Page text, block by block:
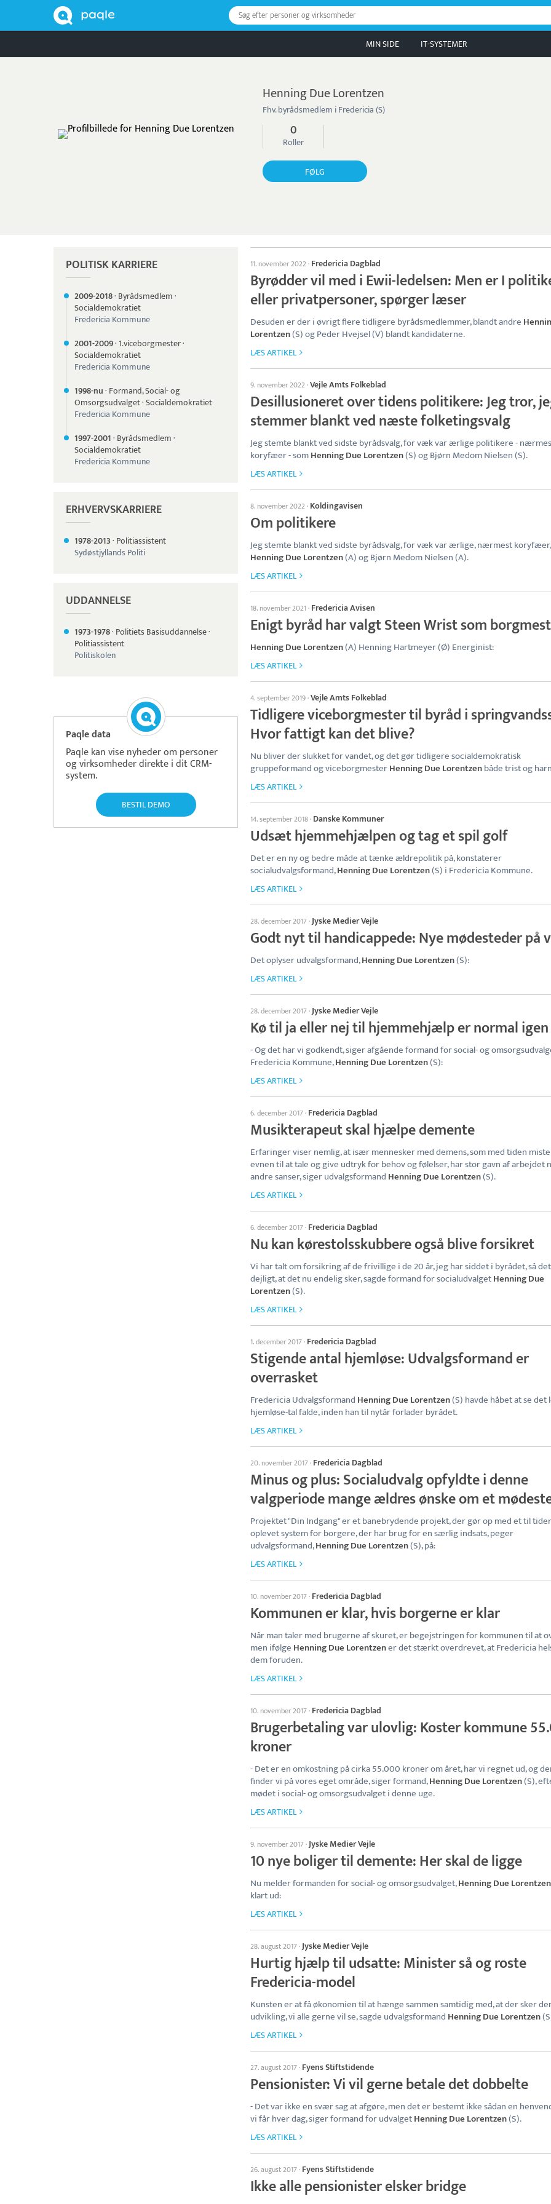
Søg efter personer og virksomheder
MIN SIDE IT-SYSTEMER
Henning Due Lorentzen
Fhv. byrådsmedlem i Fredericia (S)
0
Roller
FØLG
POLITISK KARRIERE
2009-2018· Byrådsmedlem·
Socialdemokratiet
Fredericia Kommune
2001-2009· 1.viceborgmester·
Socialdemokratiet
Fredericia Kommune
1998-nu· Formand, Social- og
Omsorgsudvalget·Socialdemokratiet
Fredericia Kommune
1997-2001· Byrådsmedlem·
Socialdemokratiet
Fredericia Kommune
ERHVERVSKARRIERE
1978-2013· Politiassistent
Sydøstjyllands Politi
UDDANNELSE
1973-1978· Politiets Basisuddannelse·
Politiassistent
Politiskolen
Paqle data
Paqle kan vise nyheder om personer
og virksomheder direkte i dit CRM-
system.
BESTIL DEMO
11. november 2022· Fredericia Dagblad
Byrødder vil med i Ewii-ledelsen: Men er I
eller privatpersoner, spørger læser
Desuden er der i øvrigt flere tidligere byrådsmedlemmer, blandt andre
Lorentzen(S) og Peder Hvejsel (V) blandt kandidaterne.
LÆS ARTIKEL
9. november 2022·Vejle Amts Folkeblad
Desillusioneret over tidens politikere: Jeg tror,
stemmer blankt ved næste folketingsvalg
Jeg stemte blankt ved sidste byrådsvalg, for væk var ærlige politikere -
koryfæer - somHenning Due Lorentzen(S) og Bjørn Medom Nielsen (S).
LÆS ARTIKEL
8. november 2022· Koldingavisen
Om politikere
Jeg stemte blankt ved sidste byrådsvalg, for væk var ærlige, nærmest
Henning Due Lorentzen(A) og Bjørn Medom Nielsen (A).
LÆS ARTIKEL
18. november 2021· Fredericia Avisen
Enigt byråd har valgt Steen Wrist som
Henning Due Lorentzen(A) Henning Hartmeyer (Ø) Energinist:
LÆS ARTIKEL
4. september 2019·Vejle Amts Folkeblad
Tidligere viceborgmester til byråd i
Hvor fattigt kan det blive?
Nu bliver der slukket for vandet, og det gør tidligere socialdemokratisk
gruppeformand og viceborgmesterHenning Due Lorentzenbåde trist og
LÆS ARTIKEL
14. september 2018· Danske Kommuner
Udsæt hjemmehjælpen og tag et spil golf
Det er en ny og bedre måde at tænke ældrepolitik på, konstaterer
socialudvalgsformand,Henning Due Lorentzen(S) i Fredericia Kommune.
LÆS ARTIKEL
28. december 2017·Jyske Medier Vejle
Godt nyt til handicappede: Nye mødesteder på
Det oplyser udvalgsformand,Henning Due Lorentzen(S):
LÆS ARTIKEL
28. december 2017·Jyske Medier Vejle
Kø til ja eller nej til hjemmehjælp er normal igen
- Og det har vi godkendt, siger afgående formand for social- og
Fredericia Kommune,Henning Due Lorentzen(S):
LÆS ARTIKEL
6. december 2017· Fredericia Dagblad
Musikterapeut skal hjælpe demente
Erfaringer viser nemlig, at især mennesker med demens, som med tiden
evnen til at tale og give udtryk for behov og følelser, har stor gavn af arbejdet
andre sanser, siger udvalgsformand Henning Due Lorentzen(S).
LÆS ARTIKEL
6. december 2017· Fredericia Dagblad
Nu kan kørestolsskubbere også blive forsikret
Vi har talt om forsikring af de frivillige i de 20 år, jeg har siddet i byrådet, så
dejligt, at det nu endelig sker, sagde formand for socialudvalgetHenning Due
Lorentzen(S).
LÆS ARTIKEL
1. december 2017· Fredericia Dagblad
Stigende antal hjemløse: Udvalgsformand er
overrasket
Fredericia Udvalgsformand Henning Due Lorentzen(S) havde håbet at se det
hjemløse-tal falde, inden han til nytår forlader byrådet.
LÆS ARTIKEL
20. november 2017· Fredericia Dagblad
Minus og plus: Socialudvalg opfyldte i denne
valgperiode mange ældres ønske om et
Projektet "Din Indgang" er et banebrydende projekt, der gør op med et til
oplevet system for borgere, der har brug for en særlig indsats, peger
udvalgsformand,Henning Due Lorentzen(S), på:
LÆS ARTIKEL
10. november 2017· Fredericia Dagblad
Kommunen er klar, hvis borgerne er klar
Når man taler med brugerne af skuret, er begejstringen for kommunen til at
men ifølge Henning Due Lorentzener det stærkt overdrevet, at Fredericia
dem foruden.
LÆS ARTIKEL
10. november 2017· Fredericia Dagblad
Brugerbetaling var ulovlig: Koster kommune
kroner
- Det er en omkostning på cirka 55.000 kroner om året, har vi regnet ud, og
finder vi på vores eget område, siger formand,Henning Due Lorentzen(S),
mødet i social- og omsorgsudvalget i denne uge.
LÆS ARTIKEL
9. november 2017·Jyske Medier Vejle
10 nye boliger til demente: Her skal de ligge
Nu melder formanden for social- og omsorgsudvalget,Henning Due Lorentzen
klart ud:
LÆS ARTIKEL
28. august 2017·Jyske Medier Vejle
Hurtig hjælp til udsatte: Minister så og roste
Fredericia-model
Kunsten er at få økonomien til at hænge sammen samtidig med, at der sker
udvikling, vi alle gerne vil se, sagde udvalgsformand Henning Due Lorentzen
LÆS ARTIKEL
27. august 2017· Fyens Stiftstidende
Pensionister: Vi vil gerne betale det dobbelte
- Det var ikke en svær sag at afgøre, men det er bestemt ikke sådan en
vi får hver dag, siger formand for udvalgetHenning Due Lorentzen(S).
LÆS ARTIKEL
26. august 2017· Fyens Stiftstidende
Ikke alle pensionister elsker bridge